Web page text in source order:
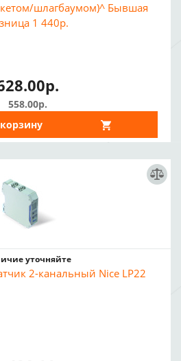
шлагбаумом)^ Бывшая
1 440р.
558.00р.
уточняйте
2-канальный Nice LP22